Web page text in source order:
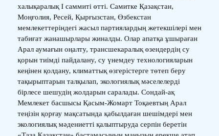
халықаралық І саммиті өтті. Самитке Қазақстан,
Моңғолия, Ресей, Қырғызстан, Өзбекстан
мемлекеттеріндегі жасыл партиялардың жетекшілері мен
табиғат жанашырлары жиналды. Олар апатқа ұшыраған
Арал аумағын оңалту, трансшекаралық өзендердің су
қорын тиімді пайдалану, су үнемдеу технологияларын
кеңінен қолдану, климаттық өзгерістерге төтеп беру
тақырыптарын талқылап, экологиялық мәселелерді
бірлесе шешудің жолдарын саралады. Сондай-ақ
Мемлекет басшысы Қасым-Жомарт Тоқаевтың Арал
теңізін қорғау мақсатында қабылдаған шешімдері мен
экологиялық мәдениетті қалыптыруда серпін беретін